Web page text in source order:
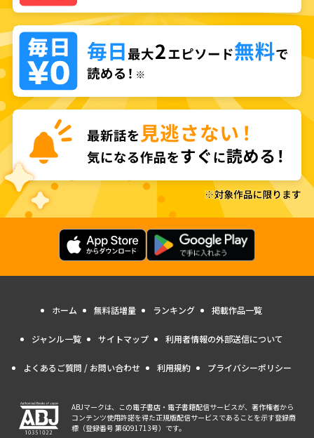
ホーム 無料話増量 ランキング 掲載作品一覧
ジャンル一覧 サイトマップ 利用者情報の外部送信について
よくあるご質問 / お問い合わせ 利用規約 プライバシーポリシー
ABJマークは、この電子書店・電子書籍配信サービスが、著作権者から
コンテンツ使用許諾を得た正規版配信サービスであることを示す登録商
標（登録番号 第6091713号）です。